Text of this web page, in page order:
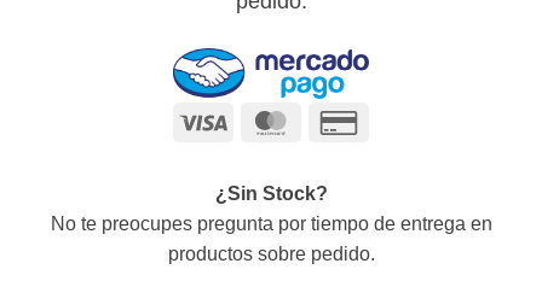
Visa MasterCard
¿Sin Stock?
No te preocupes pregunta por tiempo de entrega en
productos sobre pedido.